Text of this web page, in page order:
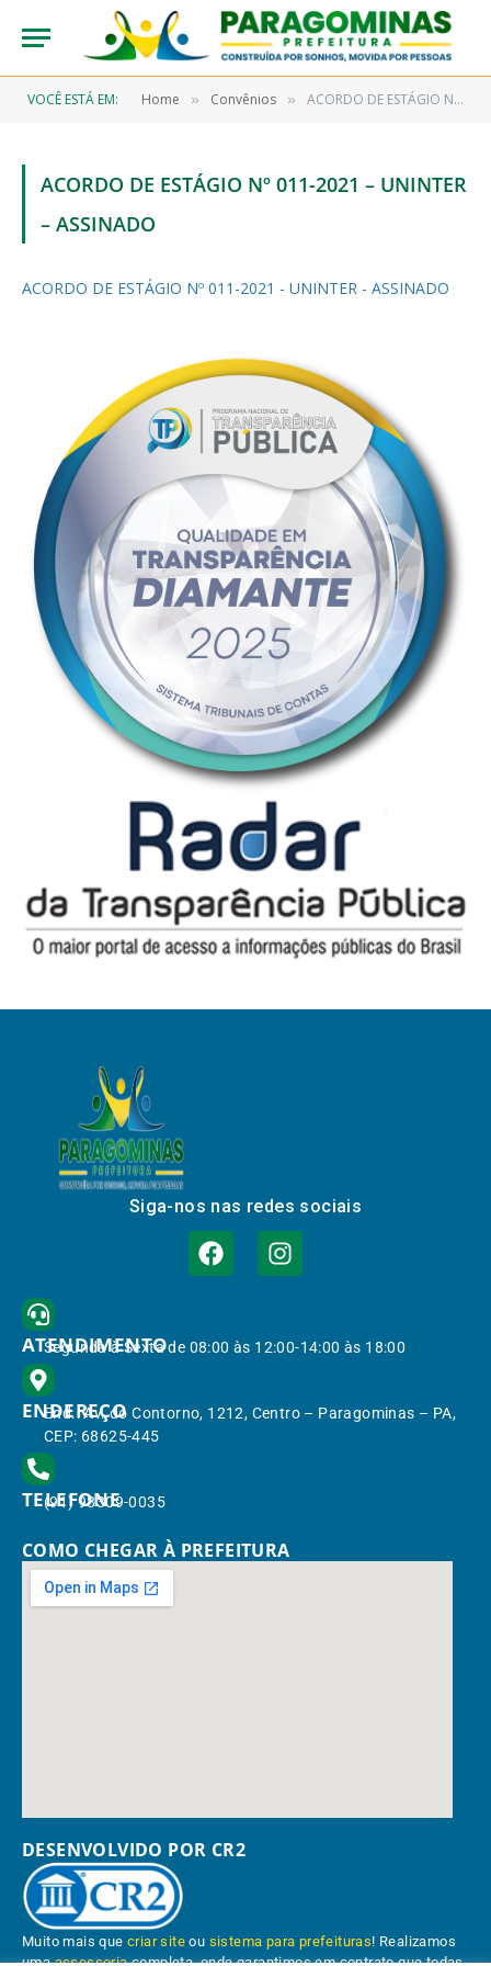
VOCÊ ESTÁ EM: Home » Convênios » ACORDO DE ESTÁGIO Nº 011-2021 – UNINTER – ASSINADO
ACORDO DE ESTÁGIO Nº 011-2021 – UNINTER
– ASSINADO
ACORDO DE ESTÁGIO Nº 011-2021 - UNINTER - ASSINADO
Siga-nos nas redes sociais
ATENDIMENTO
Segunda à Sexta de 08:00 às 12:00-14:00 às 18:00
ENDEREÇO
End.: Av. do Contorno, 1212, Centro – Paragominas – PA,
CEP: 68625-445
TELEFONE
(91) 98309-0035
COMO CHEGAR À PREFEITURA
DESENVOLVIDO POR CR2
Muito mais quecriar site ou sistema para prefeituras! Realizamos
umaassessoriacompleta, onde garantimos em contrato que todas